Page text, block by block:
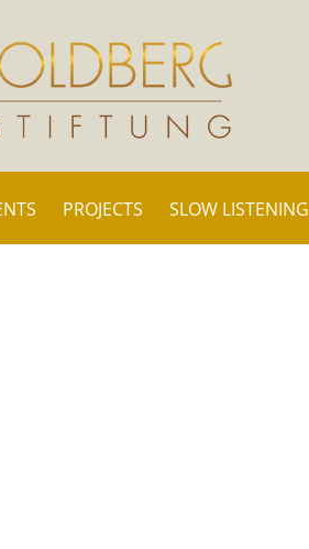
PROJECTS SLOW LISTENING